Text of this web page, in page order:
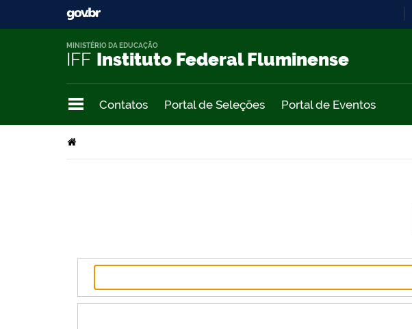
IFF Instituto Federal Fluminense
MINISTÉRIO DA EDUCAÇÃO
Contatos Portal de Seleções Portal de Eventos